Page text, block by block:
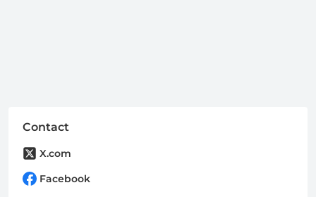
Contact
X.com
Facebook